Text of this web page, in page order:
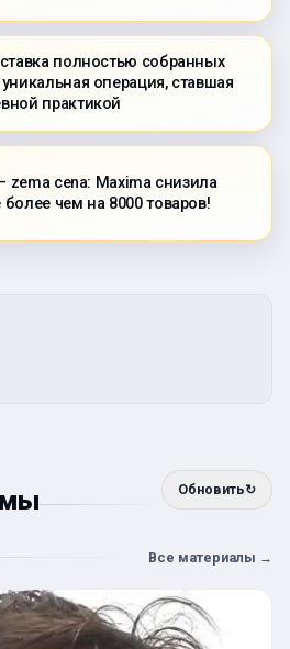
полностью собранных
операция, ставшая
практикой
zema cena: Maxima снизила
чем на 8000 товаров!
Обновить↻
Все материалы →